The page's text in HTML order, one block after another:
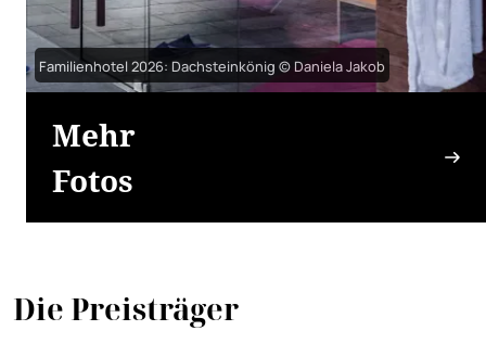
Familienhotel 2026: Dachsteinkönig © Daniela Jakob
Mehr
Fotos
Die Preisträger